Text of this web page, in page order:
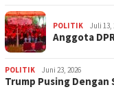
POLITIK Juli 13,
Anggota
POLITIK Juni 23, 2026
Trump Pusing